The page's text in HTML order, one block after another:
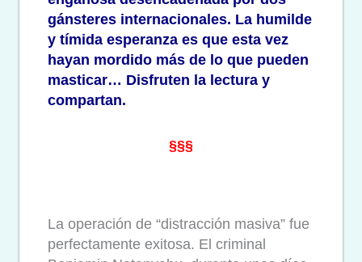
gánsteres internacionales. La humilde
y tímida esperanza es que esta vez
hayan mordido más de lo que pueden
masticar… Disfruten la lectura y
compartan.
§§§
La operación de “distracción masiva” fue
perfectamente exitosa. El criminal